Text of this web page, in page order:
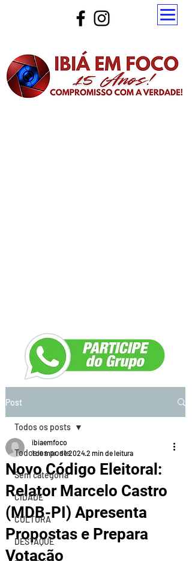
Post
Todos os posts
Sem categoria
CIDADE
CULTURA
DESTAQUE
Todos os posts
Novo Código Eleitoral:
Relator Marcelo Castro
(MDB-PI) Apresenta
Propostas e Prepara
Votação
ibiaemfoco
1 de mar. de 20242 min de leitura